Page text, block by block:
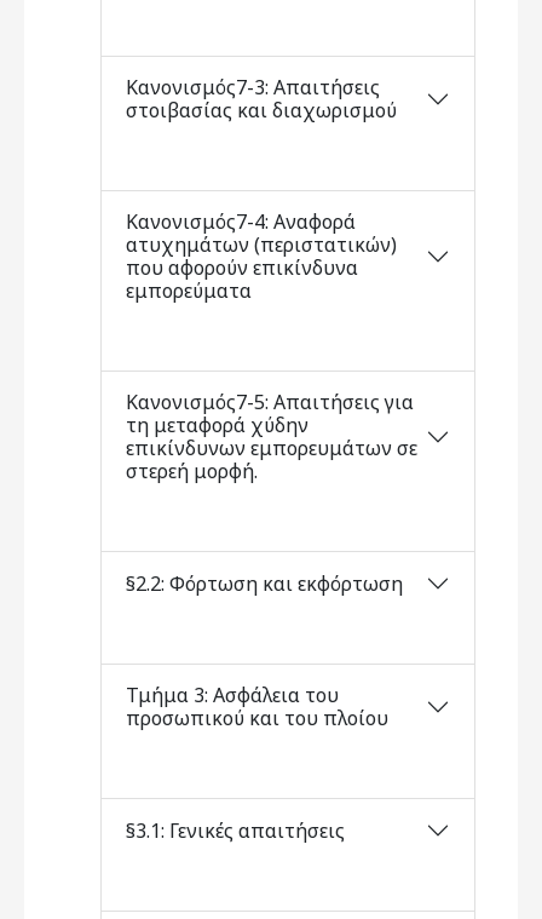
Κανονισμός7-3: Απαιτήσεις
στοιβασίας και διαχωρισμού
Κανονισμός7-4: Αναφορά
ατυχημάτων (περιστατικών)
που αφορούν επικίνδυνα
εμπορεύματα
Κανονισμός7-5: Απαιτήσεις για
τη μεταφορά χύδην
επικίνδυνων εμπορευμάτων σε
στερεή μορφή.
§2.2: Φόρτωση και εκφόρτωση
Τμήμα 3: Ασφάλεια του
προσωπικού και του πλοίου
§3.1: Γενικές απαιτήσεις